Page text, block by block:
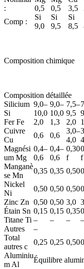
:
0,5
0,5
3,5
Comp :
Si
9,0
Si
9,5
Si
8,5
Composition chimique
Composition détaillée
Silicium
Si
9,0–
10,0
9,0–
10,0
7,5–
9,5
FerFe 2,0 1,3 2,0
Cuivre
Cu
0,6 0,6
3,0–
4,0
Magnési
um Mg
0,4–
0,6
0,4–
0,6
0,30
f
f
Manganè
se Mn
0,35 0,35 0,50
Nickel
Ni
0,50 0,50 0,50
Zinc Zn 0,50 0,50 3,0
Étain Sn 0,15 0,15 0,35
Titane Ti – – – –
Autres
–
Total
autres c
0,25 0,25 0,50
Aluminiu
m Al
Équilibre